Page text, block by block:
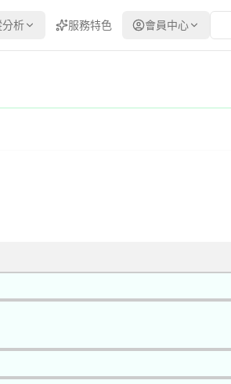
析 服務特色 會員中心
(建立合格廠商名單後續邀標) 公告
) | 決標方式：最低標 | 資料來源：